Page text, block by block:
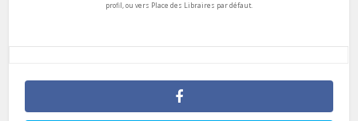
profil, ou vers Place des Libraires par défaut.